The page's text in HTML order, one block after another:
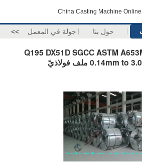
China Casting Machine
حول بنا جولة في المعمل >>
Q195 DX51D SGCC ASTM